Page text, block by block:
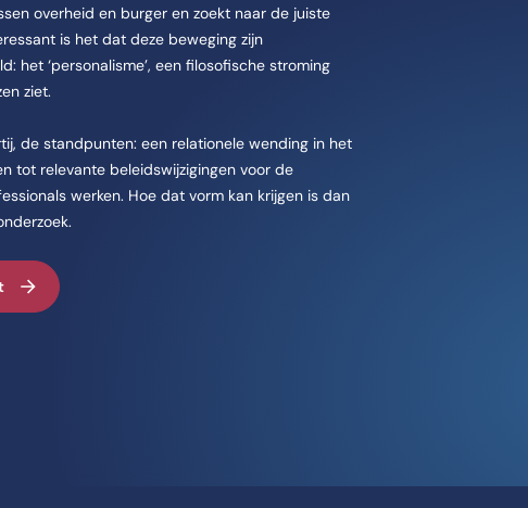
overheid en burger en zoekt naar de juiste
is het dat deze beweging zijn
het ‘personalisme’, een filosofische stroming
ziet.
de standpunten: een relationele wending in het
tot relevante beleidswijzigingen voor de
werken. Hoe dat vorm kan krijgen is dan